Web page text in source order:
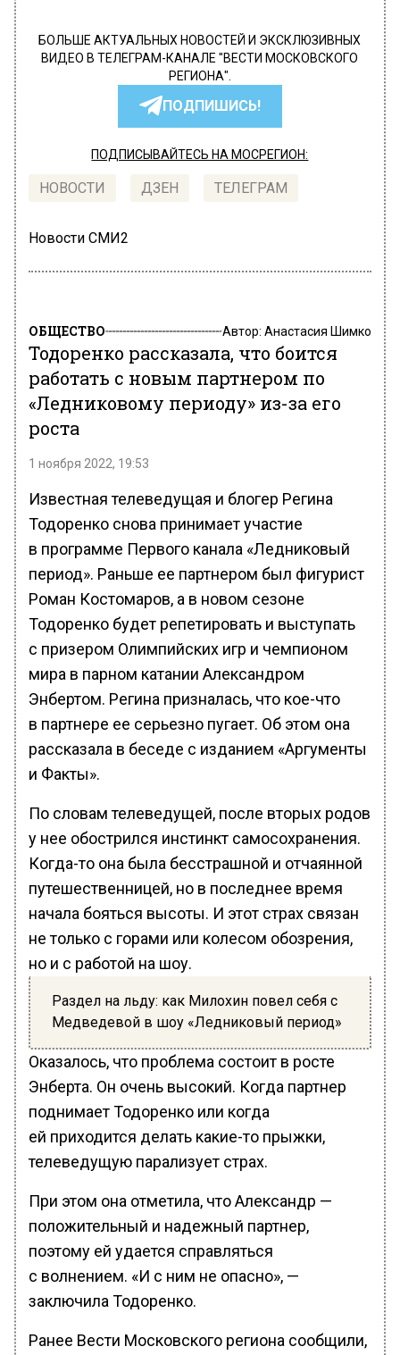
БОЛЬШЕ АКТУАЛЬНЫХ НОВОСТЕЙ И ЭКСКЛЮЗИВНЫХ
ВИДЕО В ТЕЛЕГРАМ-КАНАЛЕ "ВЕСТИ МОСКОВСКОГО
РЕГИОНА".
ПОДПИШИСЬ!
ПОДПИСЫВАЙТЕСЬ НА МОСРЕГИОН:
НОВОСТИ ДЗЕН ТЕЛЕГРАМ
Новости СМИ2
ОБЩЕСТВО Автор: Анастасия Шимко
Тодоренко рассказала, что боится
работать с новым партнером по
«Ледниковому периоду» из-за его
роста
1 ноября 2022, 19:53
Известная телеведущая и блогер Регина
Тодоренко снова принимает участие
в программе Первого канала «Ледниковый
период». Раньше ее партнером был фигурист
Роман Костомаров, а в новом сезоне
Тодоренко будет репетировать и выступать
с призером Олимпийских игр и чемпионом
мира в парном катании Александром
Энбертом. Регина призналась, что кое-что
в партнере ее серьезно пугает. Об этом она
рассказала в беседе с изданием «Аргументы
и Факты».
По словам телеведущей, после вторых родов
у нее обострился инстинкт самосохранения.
Когда-то она была бесстрашной и отчаянной
путешественницей, но в последнее время
начала бояться высоты. И этот страх связан
не только с горами или колесом обозрения,
но и с работой на шоу.
Раздел на льду: как Милохин повел себя с
Медведевой в шоу «Ледниковый период»
Оказалось, что проблема состоит в росте
Энберта. Он очень высокий. Когда партнер
поднимает Тодоренко или когда
ей приходится делать какие-то прыжки,
телеведущую парализует страх.
При этом она отметила, что Александр —
положительный и надежный партнер,
поэтому ей удается справляться
с волнением. «И с ним не опасно», —
заключила Тодоренко.
Ранее Вести Московского региона сообщили,